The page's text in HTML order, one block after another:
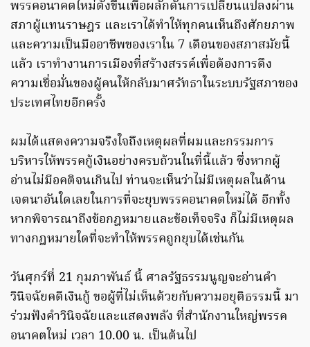
พรรคอนาคตใหม่ตั้งขึ้นเพื่อผลักดันการเปลี่ยนแปลงผ่าน
สภาผู้แทนราษฎร และเราได้ทำให้ทุกคนเห็นถึงศักยภาพ
และความเป็นมืออาชีพของเราใน 7 เดือนของสภาสมัยนี้
แล้ว เราทำงานการเมืองที่สร้างสรรค์เพื่อต้องการดึง
ความเชื่อมั่นของผู้คนให้กลับมาศรัทธาในระบบรัฐสภาของ
ประเทศไทยอีกครั้ง
ผมได้แสดงความจริงใจถึงเหตุผลที่ผมและกรรมการ
บริหารให้พรรคกู้เงินอย่างครบถ้วนในที่นี้แล้ว ซึ่งหากผู้
อ่านไม่มีอคติจนเกินไป ท่านจะเห็นว่าไม่มีเหตุผลในด้าน
เจตนาอันใดเลยในการที่จะยุบพรรคอนาคตใหม่ได้ อีกทั้ง
หากพิจารณาถึงข้อกฎหมายและข้อเท็จจริง ก็ไม่มีเหตุผล
ทางกฎหมายใดที่จะทำให้พรรคถูกยุบได้เช่นกัน
วันศุกร์ที่ 21 กุมภาพันธ์ นี้ ศาลรัฐธรรมนูญจะอ่านคำ
วินิจฉัยคดีเงินกู้ ขอผู้ที่ไม่เห็นด้วยกับความอยุติธรรมนี้ มา
ร่วมฟังคำวินิจฉัยและแสดงพลัง ที่สำนักงานใหญ่พรรค
อนาคตใหม่ เวลา 10.00 น. เป็นต้นไป